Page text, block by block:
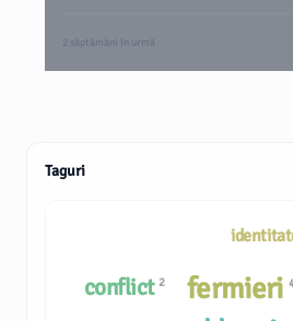
2 săptămâni în urmă
Taguri
conflict 2 fermieri